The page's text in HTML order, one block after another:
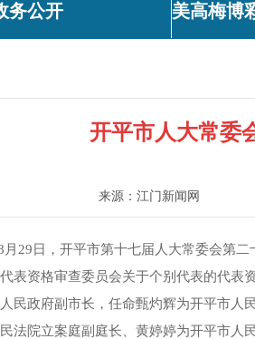
务公开 美高梅博
开平市人大常委
来源：江门新闻网
29日，开平市第十七届人大常委会第
表资格审查委员会关于个别代表的代表
民政府副市长，任命甄灼辉为开平市
法院立案庭副庭长、黄婷婷为开平市人